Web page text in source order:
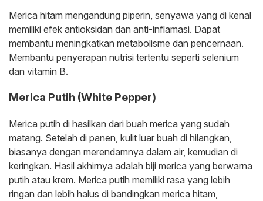
Merica hitam mengandung piperin, senyawa yang di kenal
memiliki efek antioksidan dan anti-inflamasi. Dapat
membantu meningkatkan metabolisme dan pencernaan.
Membantu penyerapan nutrisi tertentu seperti selenium
dan vitamin B.
Merica Putih (White Pepper)
Merica putih di hasilkan dari buah merica yang sudah
matang. Setelah di panen, kulit luar buah di hilangkan,
biasanya dengan merendamnya dalam air, kemudian di
keringkan. Hasil akhirnya adalah biji merica yang berwarna
putih atau krem. Merica putih memiliki rasa yang lebih
ringan dan lebih halus di bandingkan merica hitam,